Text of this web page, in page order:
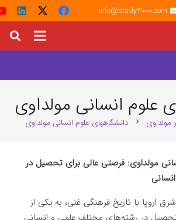
info@study3000.com
علوم انسانی مولداوی
chevron_right دانشگاههای علوم انسانی مولداوی
مولداوی: فرصتی عالی برای تحصیل در
اروپا با تاریخ فرهنگی غنی، به یکی از